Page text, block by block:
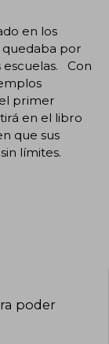
en los
quedaba por
escuelas. Con
primer
en el libro
que sus
límites.
poder